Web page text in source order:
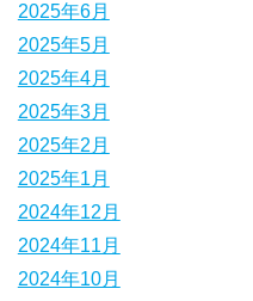
2025年6月
2025年5月
2025年4月
2025年3月
2025年2月
2025年1月
2024年12月
2024年11月
2024年10月